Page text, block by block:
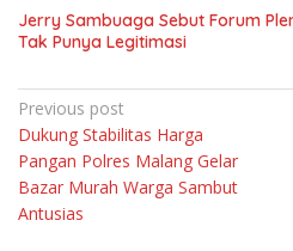
Jerry Sambuaga Sebut Forum
Tak Punya Legitimasi
Navigasi
pos
Previous post
Dukung Stabilitas Harga
Pangan Polres Malang Gelar
Bazar Murah Warga Sambut
Antusias